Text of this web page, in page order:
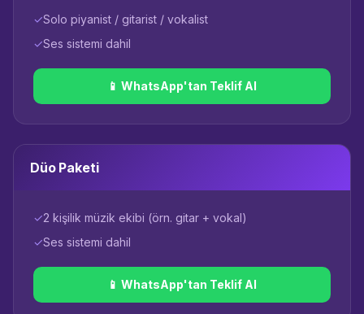
✓Solo piyanist / gitarist / vokalist
✓Ses sistemi dahil
📱 WhatsApp'tan Teklif Al
Düo Paketi
✓2 kişilik müzik ekibi (örn. gitar + vokal)
✓Ses sistemi dahil
📱 WhatsApp'tan Teklif Al